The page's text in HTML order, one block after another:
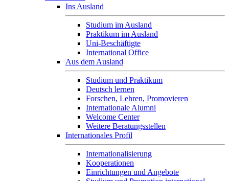
Ins Ausland
Studium im Ausland
Praktikum im Ausland
Uni-Beschäftigte
International Office
Aus dem Ausland
Studium und Praktikum
Deutsch lernen
Forschen, Lehren, Promovieren
Internationale Alumni
Welcome Center
Weitere Beratungsstellen
Internationales Profil
Internationalisierung
Kooperationen
Einrichtungen und Angebote